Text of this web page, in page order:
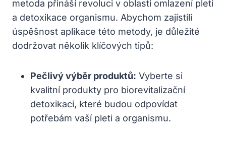
metoda přináší revoluci v oblasti omlazení pleti
a detoxikace organismu. Abychom zajistili
úspěšnost aplikace této metody, je důležité
dodržovat několik klíčových tipů:
Pečlivý výběr produktů: Vyberte si
kvalitní produkty pro biorevitalizační
detoxikaci, které budou odpovídat
potřebám vaší pleti a organismu.